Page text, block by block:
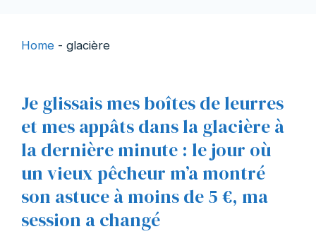
Home - glacière
Je glissais mes boîtes de leurres
et mes appâts dans la glacière à
la dernière minute : le jour où
un vieux pêcheur m’a montré
son astuce à moins de 5 €, ma
session a changé